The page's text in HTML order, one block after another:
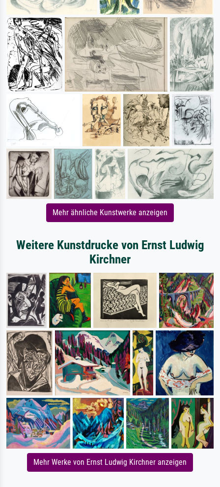
Mehr ähnliche Kunstwerke anzeigen
Weitere Kunstdrucke von Ernst Ludwig
Kirchner
Mehr Werke von Ernst Ludwig Kirchner anzeigen